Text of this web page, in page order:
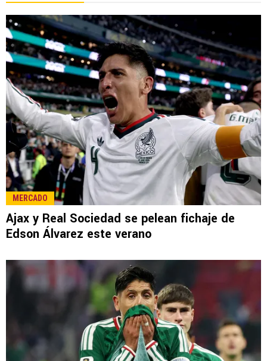
MERCADO
Ajax y Real Sociedad se pelean fichaje de
Edson Álvarez este verano